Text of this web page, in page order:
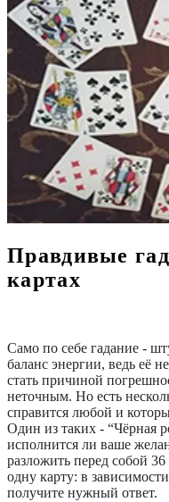
Правдивые
картах
Само по себе гадание -
баланс энергии, ведь её
стать причиной
неточным. Но есть
справится любой и
Один из таких - “Чёрная
исполнится ли ваше
разложить перед собой 36
одну карту: в
получите нужный ответ.